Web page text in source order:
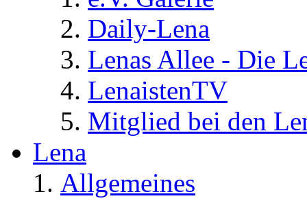
Daily-Lena
Lenas Allee - Die
LenaistenTV
Mitglied bei den
Lena
Allgemeines